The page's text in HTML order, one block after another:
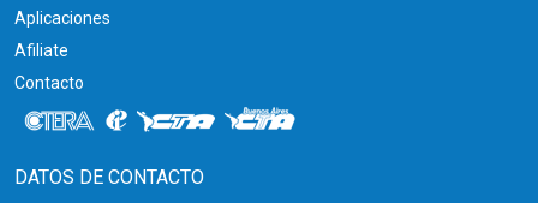
Aplicaciones
Afiliate
Contacto
DATOS DE CONTACTO